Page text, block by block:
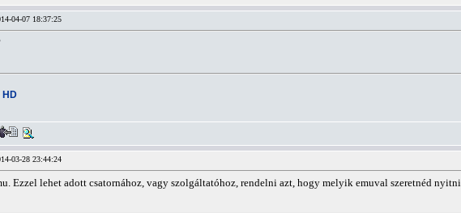
04-07 18:37:25
HD
03-28 23:44:24
Ezzel lehet adott csatornához, vagy szolgáltatóhoz, rendelni azt, hogy melyik emuval szeretnéd nyitni.